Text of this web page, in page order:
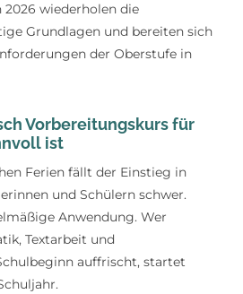
wiederholen die
Grundlagen und bereiten sich
der Oberstufe in
Vorbereitungskurs für
ist
Ferien fällt der Einstieg in
und Schülern schwer.
Anwendung. Wer
Textarbeit und
auffrischt, startet